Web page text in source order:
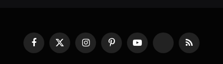
FacebookX
(Twitter)
InstagramPinterestYouTube TikTok RSS